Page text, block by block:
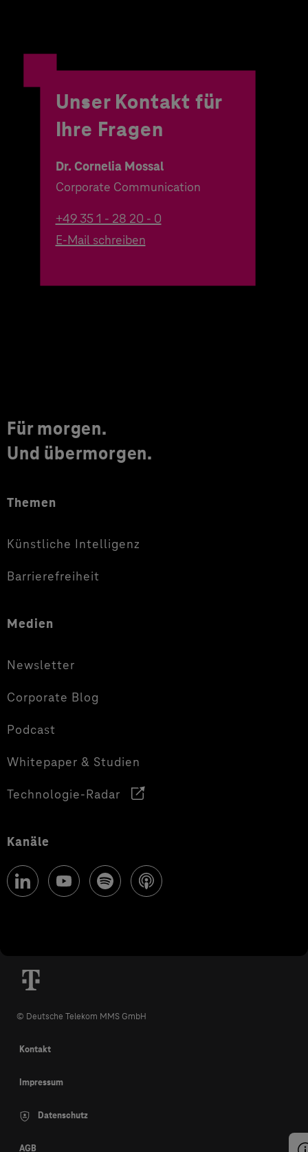
Unser Kontakt für
Ihre Fragen
Dr. Cornelia Mossal
Corporate Communication
+49 35 1 - 28 20 - 0
E-Mail schreiben
Für morgen.
Und übermorgen.
Themen
Künstliche Intelligenz
Barrierefreiheit
Medien
Newsletter
Corporate Blog
Podcast
Whitepaper & Studien
Technologie-Radar
Kanäle
© Deutsche Telekom MMS GmbH
Kontakt
Impressum
Datenschutz
AGB